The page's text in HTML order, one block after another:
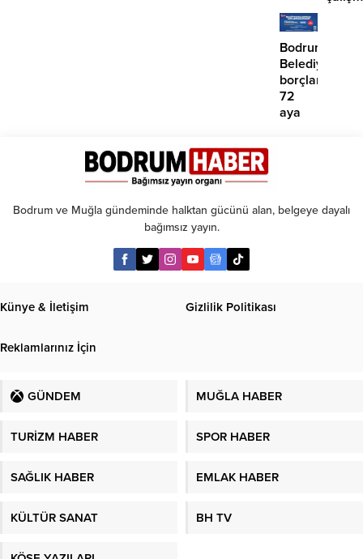
‘İmza
atma
çabamız
yok’
Bodrum
borçlara
72
aya
Bodrum ve Muğla gündeminde halktan gücünü alan, belgeye dayalı
bağımsız yayın.
Künye & İletişim Gizlilik Politikası
Reklamlarınız İçin
GÜNDEM MUĞLA HABER
TURİZM HABER SPOR HABER
SAĞLIK HABER EMLAK HABER
KÜLTÜR SANAT BH TV